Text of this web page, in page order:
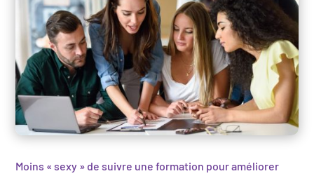
Moins « sexy » de suivre une formation pour améliorer